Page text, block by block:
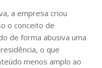
a empresa criou
o conceito de
de forma abusiva uma
o que
menos amplo ao